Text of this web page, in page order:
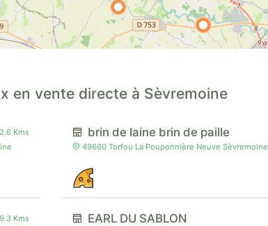
en vente directe à Sèvremoine
Kms
Kms
brin de laine brin de paille
49660 Torfou La Pouponnière Neuve Sèvremoine
EARL DU SABLON